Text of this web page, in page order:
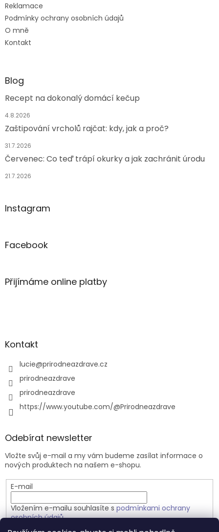
Reklamace
Podmínky ochrany osobních údajů
O mně
Kontakt
Blog
Recept na dokonalý domácí kečup
4.8.2026
Zaštipování vrcholů rajčat: kdy, jak a proč?
31.7.2026
Červenec: Co teď trápí okurky a jak zachránit úrodu
21.7.2026
Instagram
Facebook
Přijímáme online platby
Kontakt
lucie@prirodneazdrave.cz
prirodneazdrave
prirodneazdrave
https://www.youtube.com/@Prirodneazdrave
Odebírat newsletter
Vložte svůj e-mail a my vám budeme zasílat informace o
nových produktech na našem e-shopu.
E-mail
Vložením e-mailu souhlasíte s podmínkami ochrany
osobních údajů